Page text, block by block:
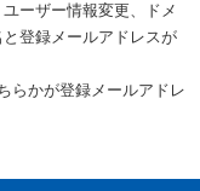
ーザー情報変更、ドメ
登録メールアドレスが
らかが登録メールアドレ